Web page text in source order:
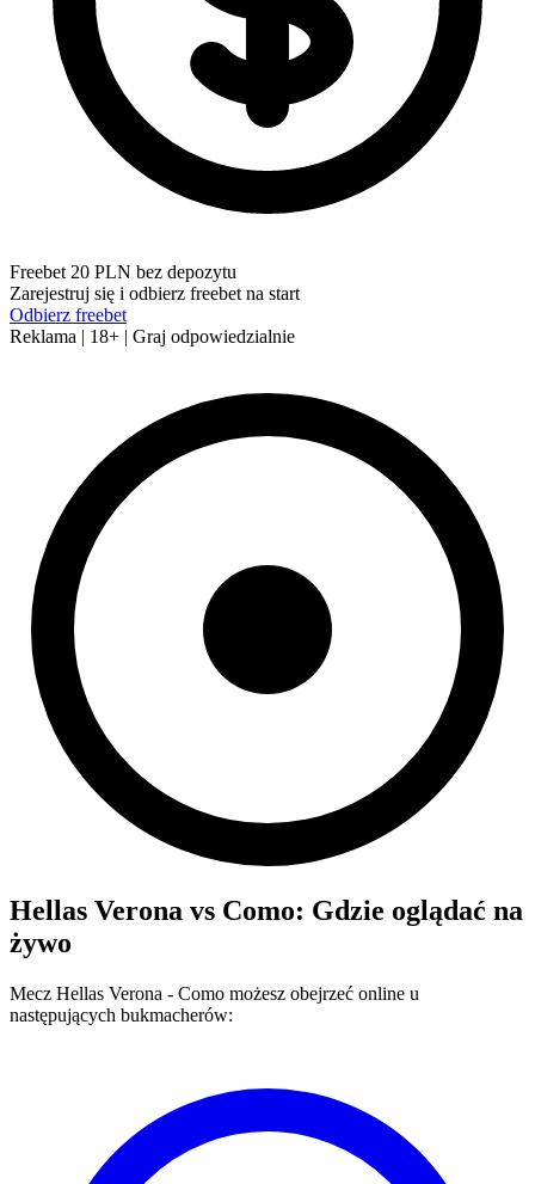
Freebet 20 PLN bez depozytu
Zarejestruj się i odbierz freebet na start
Odbierz freebet
Reklama | 18+ | Graj odpowiedzialnie
Hellas Verona vs Como: Gdzie oglądać na
żywo
Mecz Hellas Verona - Como możesz obejrzeć online u
następujących bukmacherów: